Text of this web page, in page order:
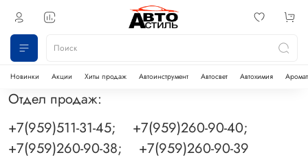
Новинки Акции Хиты продаж Автоинструмент Автосвет Автохимия
Отдел продаж:
+7(959)511-31-45; +7(959)260-90-40;
+7(959)260-90-38; +7(959)260-90-39